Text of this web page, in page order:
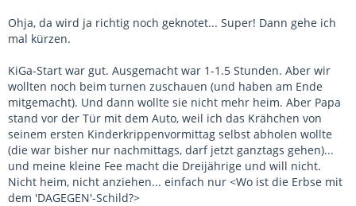
Ohja, da wird ja richtig noch geknotet... Super! Dann gehe ich
mal kürzen.
KiGa-Start war gut. Ausgemacht war 1-1.5 Stunden. Aber wir
wollten noch beim turnen zuschauen (und haben am Ende
mitgemacht). Und dann wollte sie nicht mehr heim. Aber Papa
stand vor der Tür mit dem Auto, weil ich das Krähchen von
seinem ersten Kinderkrippenvormittag selbst abholen wollte
(die war bisher nur nachmittags, darf jetzt ganztags gehen)...
und meine kleine Fee macht die Dreijährige und will nicht.
Nicht heim, nicht anziehen... einfach nur <Wo ist die Erbse mit
dem 'DAGEGEN'-Schild?>